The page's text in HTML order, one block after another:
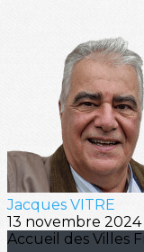
Jacques VITRE
13 novembre 2024
Accueil des Villes